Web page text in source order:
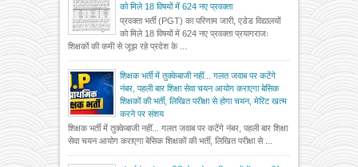
को मिले 18 विषयों में 624 नए प्रवक्ता
प्रवक्ता भर्ती (PGT) का परिणाम जारी, एडेड विद्यालयों
को मिले 18 विषयों में 624 नए प्रवक्ता प्रयागराजः
शिक्षकों की कमी से जूझ रहे प्रदेश के ...
शिक्षक भर्ती में तुक्केबाजी नहीं... गलत जवाब पर कटेंगे
नंबर, पहली बार शिक्षा सेवा चयन आयोग कराएगा बेसिक
शिक्षकों की भर्ती, लिखित परीक्षा से होगा चयन, मेरिट खत्म
करने पर संशय
शिक्षक भर्ती में तुक्केबाजी नहीं... गलत जवाब पर कटेंगे नंबर, पहली बार शिक्षा
सेवा चयन आयोग कराएगा बेसिक शिक्षकों की भर्ती, लिखित परीक्षा से ...